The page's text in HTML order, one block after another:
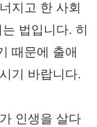
지고 한 사회
법입니다. 히
때문에 출애
기 바랍니다.
인생을 살다